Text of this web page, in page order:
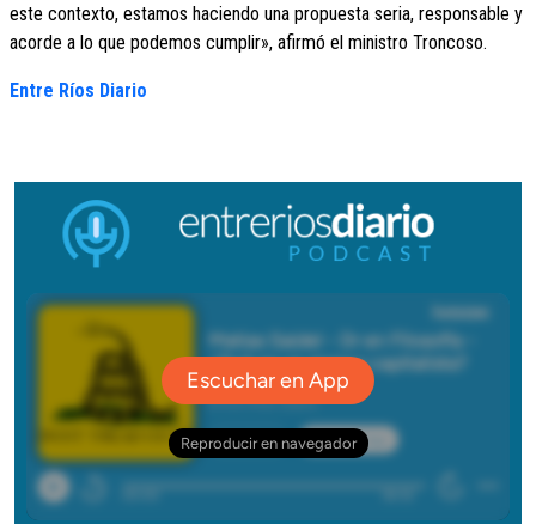
este contexto, estamos haciendo una propuesta seria, responsable y
acorde a lo que podemos cumplir», afirmó el ministro Troncoso.
Entre Ríos Diario